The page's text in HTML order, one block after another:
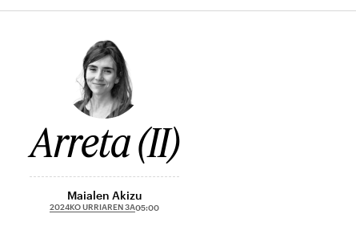
Arreta (II)
Maialen Akizu
2024KO URRIAREN 3A05:00